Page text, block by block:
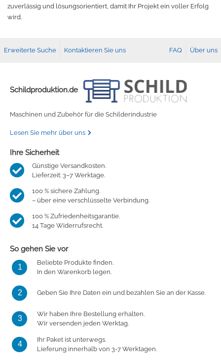
MDF
zuverlässig und lösungsorientiert, damit Ihr Projekt ein voller Erfolg
wird.
Erweiterte Suche Kontaktieren Sie uns FAQ Über uns
Schildproduktion.de
Maschinen und Zubehör für die Schilderindustrie
Lesen Sie mehr über uns
Ihre Sicherheit
Günstige Versandkosten.
Lieferzeit: 3–7 Werktage.
100 % sichere Zahlung.
– über eine verschlüsselte Verbindung.
100 % Zufriedenheitsgarantie.
14 Tage Widerrufsrecht.
So gehen Sie vor
1
Beliebte Produkte finden.
In den Warenkorb legen.
2 Geben Sie Ihre Daten ein und bezahlen Sie an der Kasse.
3
Wir haben Ihre Bestellung erhalten.
Wir versenden jeden Werktag.
4
Ihr Paket ist unterwegs.
Lieferung innerhalb von 3-7 Werktagen.